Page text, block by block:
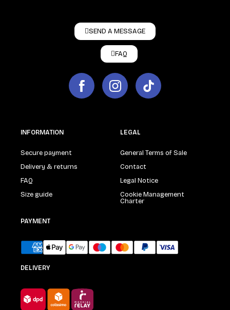
SEND A MESSAGE
FAQ
INFORMATION
Secure payment
Delivery & returns
FAQ
Size guide
LEGAL
General Terms of Sale
Contact
Legal Notice
Cookie Management
Charter
PAYMENT
DELIVERY